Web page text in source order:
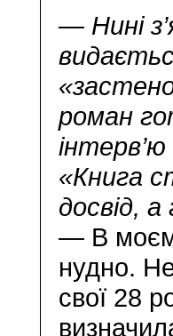
— Нині
роман
інтерв’ю
«Книга
досвід,
— В
нудно.
свої 28